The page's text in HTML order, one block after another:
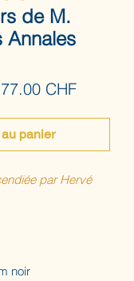
de M.
Annales
77.00 CHFPrix
panier
par Hervé
noir